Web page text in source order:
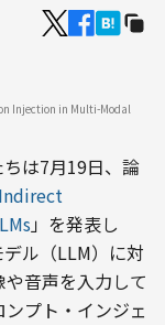
Injection in Multi-Modal
は7月19日、論
」を発表し
ル（LLM）に対
音声を入力して
プト・インジェ